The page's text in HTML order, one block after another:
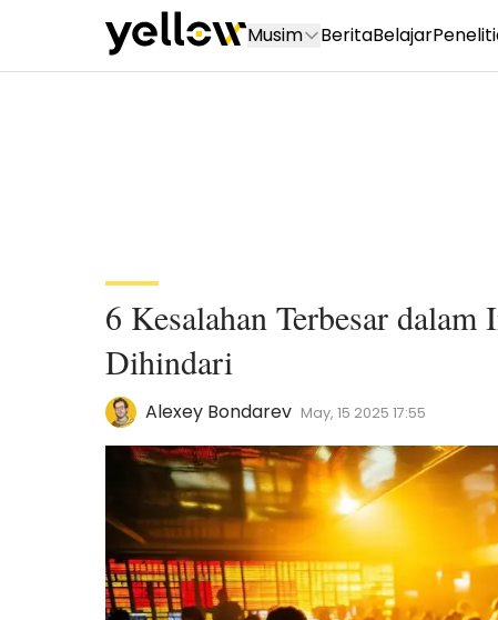
Musim BeritaBelajar
6 Kesalahan Terbesar
Dihindari
Alexey Bondarev May, 15 2025 17:55